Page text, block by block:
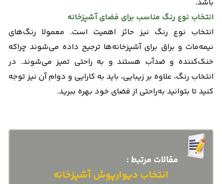
باشد.
انتخاب نوع رنگ مناسب برای فضای آشپزخانه
انتخاب نوع رنگ نیز حائز اهمیت است. معمولا رنگ‌های
نیمه‌مات و براق برای آشپزخانه‌ها ترجیح داده می‌شوند چراکه
خنک‌كننده و ضدآب هستند و به راحتی تمیز می‌شوند. در
انتخاب رنگ، علاوه بر زیبایی، باید به کارایی و دوام آن نیز توجه
کنید تا بتوانید به‌راحتی از فضای خود بهره ببرید.
مقالات مرتبط :
انتخاب دیوارپوش آشپزخانه